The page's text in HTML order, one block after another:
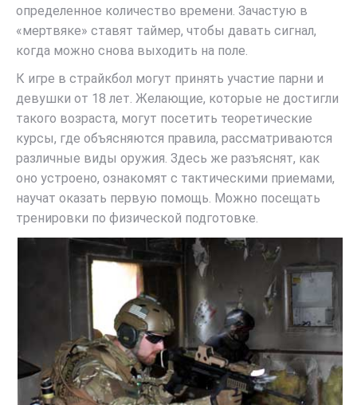
определенное количество времени. Зачастую в
«мертвяке» ставят таймер, чтобы давать сигнал,
когда можно снова выходить на поле.
К игре в страйкбол могут принять участие парни и
девушки от 18 лет. Желающие, которые не достигли
такого возраста, могут посетить теоретические
курсы, где объясняются правила, рассматриваются
различные виды оружия. Здесь же разъяснят, как
оно устроено, ознакомят с тактическими приемами,
научат оказать первую помощь. Можно посещать
тренировки по физической подготовке.